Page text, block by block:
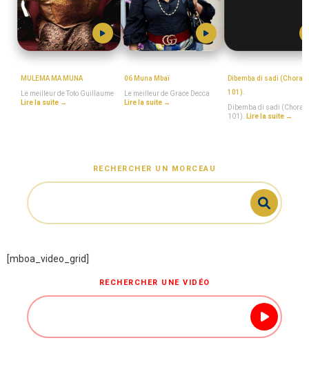
MULEMA MA MUNA
Le meilleur de Toto Guillaume
Lire la suite →
06 Muna Mbaï
Le meilleur de Grace Decca
Lire la suite →
Dibemba di sadi (Chorale
101).
Dibemba di sadi (Chorale
101). Lire la suite →
RECHERCHER UN MORCEAU
[mboa_video_grid]
RECHERCHER UNE VIDÉO